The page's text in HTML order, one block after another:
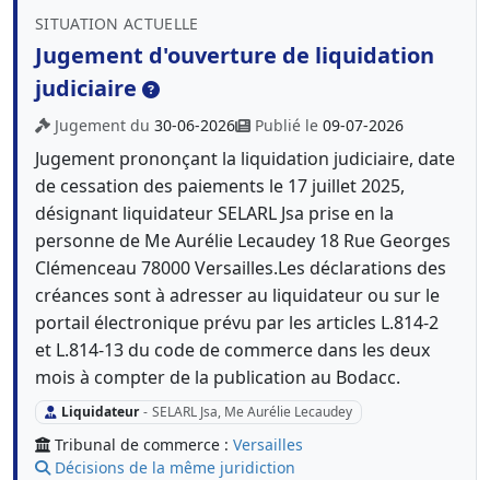
SITUATION ACTUELLE
Jugement d'ouverture de liquidation
judiciaire
Jugement du 30-06-2026 Publié le 09-07-2026
Jugement prononçant la liquidation judiciaire, date
de cessation des paiements le 17 juillet 2025,
désignant liquidateur SELARL Jsa prise en la
personne de Me Aurélie Lecaudey 18 Rue Georges
Clémenceau 78000 Versailles.Les déclarations des
créances sont à adresser au liquidateur ou sur le
portail électronique prévu par les articles L.814-2
et L.814-13 du code de commerce dans les deux
mois à compter de la publication au Bodacc.
Liquidateur - SELARL Jsa, Me Aurélie Lecaudey
Tribunal de commerce : Versailles
Décisions de la même juridiction